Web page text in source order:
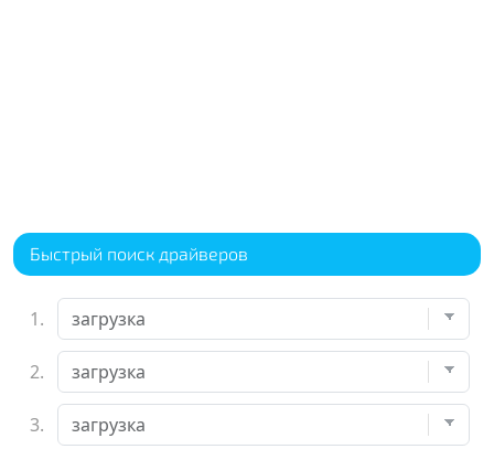
Быстрый поиск драйверов
1.
2.
3.